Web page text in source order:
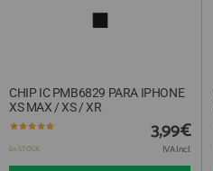
CHIP IC PMB6829 PARA IPHONE
XS MAX / XS / XR
En STOCK
3,99€
IVA Incl.